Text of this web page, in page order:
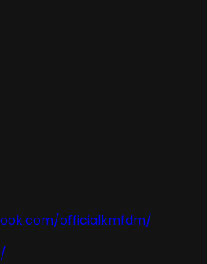
officialkmfdm/